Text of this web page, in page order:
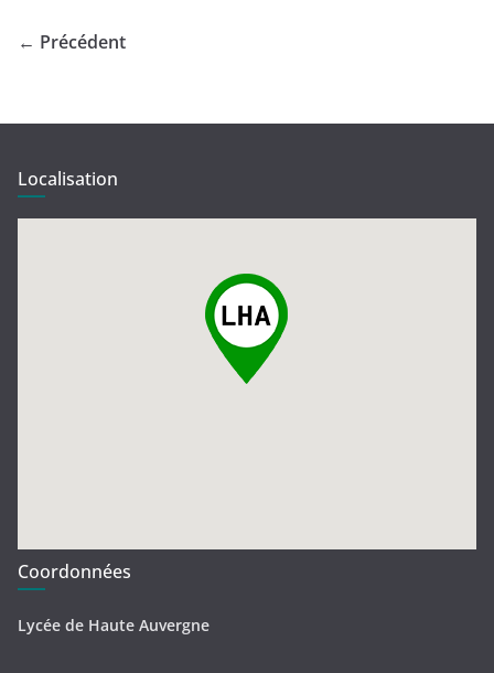
← Précédent
Localisation
Coordonnées
Lycée de Haute Auvergne